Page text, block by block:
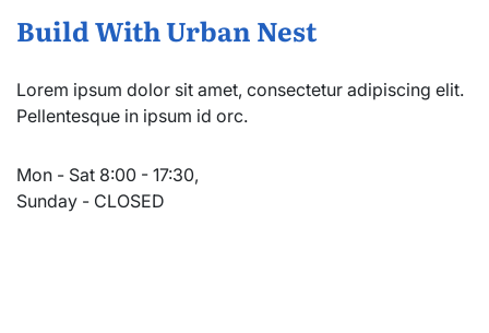
Build With Urban Nest
Lorem ipsum dolor sit amet, consectetur adipiscing elit.
Pellentesque in ipsum id orc.
Mon - Sat 8:00 - 17:30,
Sunday - CLOSED